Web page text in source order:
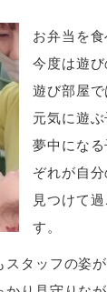
お弁当を食
今度は遊び
遊び部屋
元気に遊
夢中にな
ぞれが自
見つけて
す。
タッフの姿が